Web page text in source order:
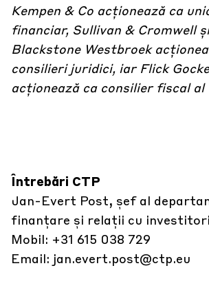
Kempen & Co acționează ca
financiar, Sullivan & Cromwell
Blackstone Westbroek
consilieri juridici, iar Flick
acționează ca consilier fiscal al
Întrebări CTP
Jan-Evert Post, șef al
finanțare și relații cu
Mobil: +31 615 038 729
Email: jan.evert.post@ctp.eu